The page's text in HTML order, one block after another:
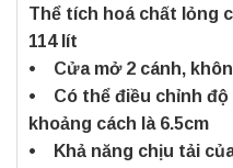
Thể tích hoá chất lỏng
114 lít
• Cửa mở 2 cánh,
• Có thể điều chỉnh độ
khoảng cách là 6.5cm
• Khả năng chịu tải